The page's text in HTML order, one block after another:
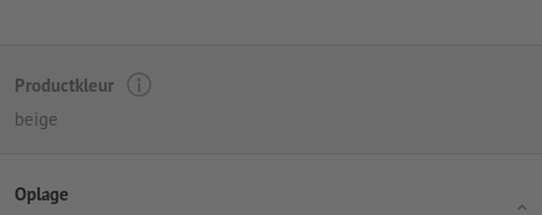
Productkleur
beige
Oplage